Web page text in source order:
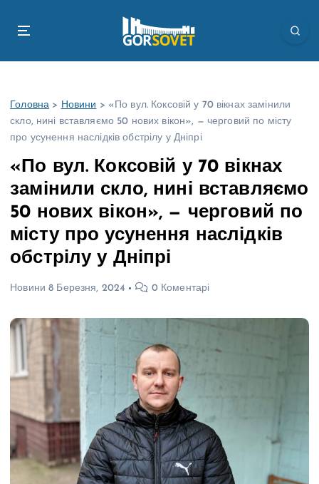
Головна > Новини > «По вул. Коксовій у 70 вікнах замінили
скло, нині вставляємо 50 нових вікон», — черговий по місту
про усунення наслідків обстрілу у Дніпрі
«По вул. Коксовій у 70 вікнах
замінили скло, нині вставляємо
50 нових вікон», — черговий по
місту про усунення наслідків
обстрілу у Дніпрі
Новини 8 Березня, 2024 0 Коментарі